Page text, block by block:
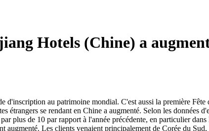
Hotels (Chine) a
d'inscription au patrimoine mondial. C'est aussi la première
étrangers se rendant en Chine a augmenté. Selon les données
plus de 10 par rapport à l'année précédente, en particulier
Les clients venaient principalement de Corée du